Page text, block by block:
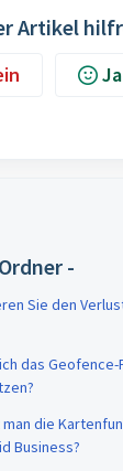
Artikel
Ja
-
Sie den
das
die
Business?